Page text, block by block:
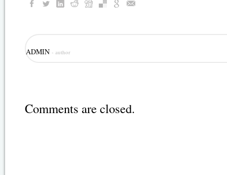
ADMIN - author
Comments are closed.